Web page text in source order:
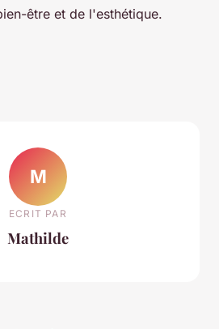
être et de l'esthétique.
M
ECRIT PAR
Mathilde